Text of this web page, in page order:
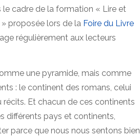
le cadre de la formation « Lire et
proposée lors de la Foire du Livre
régulièrement aux lecteurs
une pyramide, mais comme
: le continent des romans, celui
Et chacun de ces continents
différents pays et continents,
parce que nous nous sentons bien